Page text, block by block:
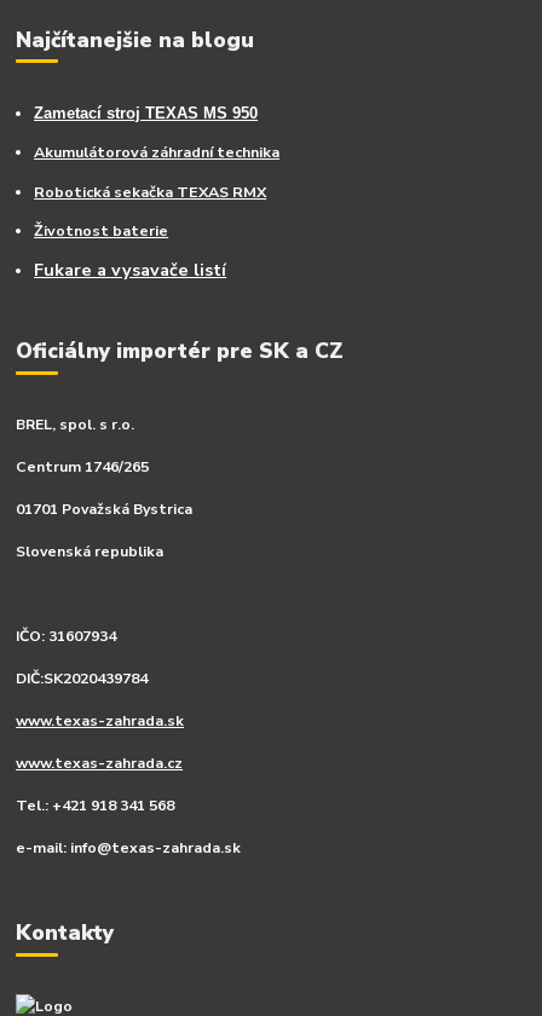
Najčítanejšie na blogu
Zametací stroj TEXAS MS 950
Akumulátorová záhradní technika
Robotická sekačka TEXAS RMX
Životnost baterie
Fukare a vysavače listí
Oficiálny importér pre SK a CZ
BREL, spol. s r.o.
Centrum 1746/265
01701 Považská Bystrica
Slovenská republika
IČO: 31607934
DIČ:SK2020439784
www.texas-zahrada.sk
www.texas-zahrada.cz
Tel.: +421 918 341 568
e-mail: info@texas-zahrada.sk
Kontakty